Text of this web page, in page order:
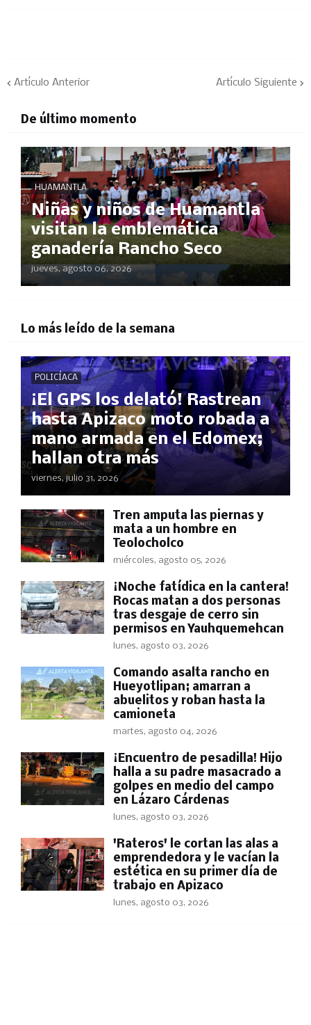
Artículo Anterior Artículo Siguiente
De último momento
HUAMANTLA
Niñas y niños de Huamantla
visitan la emblemática
ganadería Rancho Seco
jueves, agosto 06, 2026
Lo más leído de la semana
POLICÍACA
¡El GPS los delató! Rastrean
hasta Apizaco moto robada a
mano armada en el Edomex;
hallan otra más
viernes, julio 31, 2026
Tren amputa las piernas y
mata a un hombre en
Teolocholco
miércoles, agosto 05, 2026
​¡Noche fatídica en la cantera!
Rocas matan a dos personas
tras desgaje de cerro sin
permisos en Yauhquemehcan
lunes, agosto 03, 2026
Comando asalta rancho en
Hueyotlipan; amarran a
abuelitos y roban hasta la
camioneta
martes, agosto 04, 2026
​¡Encuentro de pesadilla! Hijo
halla a su padre masacrado a
golpes en medio del campo
en Lázaro Cárdenas
lunes, agosto 03, 2026
'Rateros' le cortan las alas a
emprendedora y le vacían la
estética en su primer día de
trabajo en Apizaco
lunes, agosto 03, 2026